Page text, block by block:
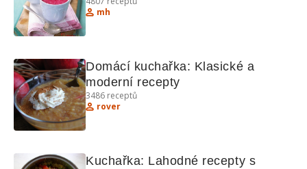
mh
Domácí kuchařka: Klasické a
moderní recepty
3486 receptů
rover
Kuchařka: Lahodné recepty s